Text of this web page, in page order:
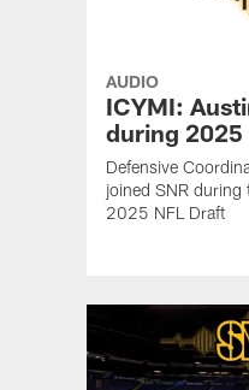
AUDIO
ICYMI:
during 2025
Defensive
joined SNR
2025 NFL Draft